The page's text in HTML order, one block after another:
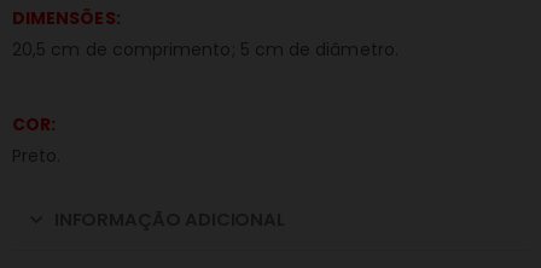
DIMENSÕES:
20,5 cm de comprimento; 5 cm de diâmetro.
COR:
Preto.